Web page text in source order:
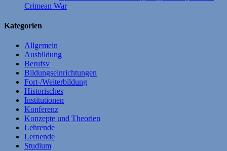
Crimean War
Kategorien
Allgemein
Ausbildung
Berufsv
Bildungseinrichtungen
Fort-/Weiterbildung
Historisches
Institutionen
Konferenz
Konzepte und Theorien
Lehrende
Lernende
Studium